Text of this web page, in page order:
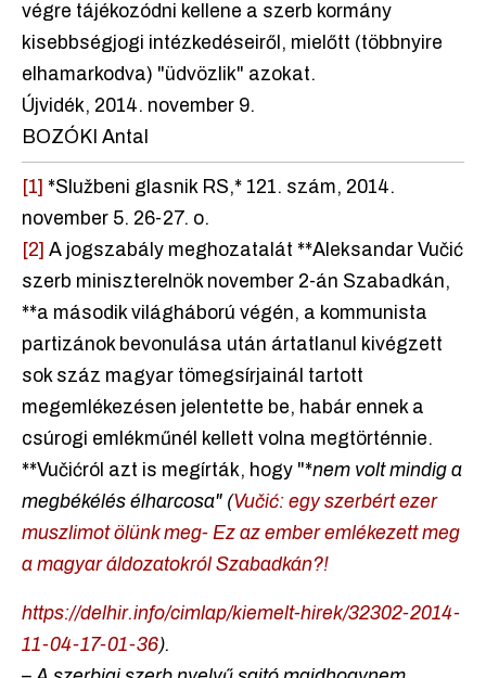
végre tájékozódni kellene a szerb kormány
kisebbségjogi intézkedéseiről, mielőtt (többnyire
elhamarkodva) "üdvözlik" azokat.
Újvidék, 2014. november 9.
BOZÓKI Antal
[1] *Službeni glasnik RS,* 121. szám, 2014.
november 5. 26-27. o.
[2] A jogszabály meghozatalát **Aleksandar Vučić
szerb miniszterelnök november 2-án Szabadkán,
**a második világháború végén, a kommunista
partizánok bevonulása után ártatlanul kivégzett
sok száz magyar tömegsírjainál tartott
megemlékezésen jelentette be, habár ennek a
csúrogi emlékműnél kellett volna megtörténnie.
**Vučićról azt is megírták, hogy "*nem volt mindig a
megbékélés élharcosa" (Vučić: egy szerbért ezer
muszlimot ölünk meg- Ez az ember emlékezett meg
a magyar áldozatokról Szabadkán?!
https://delhir.info/cimlap/kiemelt-hirek/32302-2014-
11-04-17-01-36).